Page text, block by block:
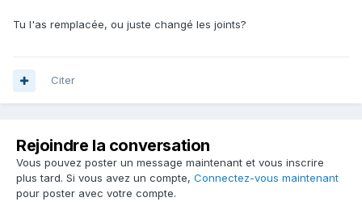
Tu l'as remplacée, ou juste changé les joints?
Citer
Rejoindre la conversation
Vous pouvez poster un message maintenant et vous inscrire
plus tard. Si vous avez un compte, Connectez-vous maintenant
pour poster avec votre compte.